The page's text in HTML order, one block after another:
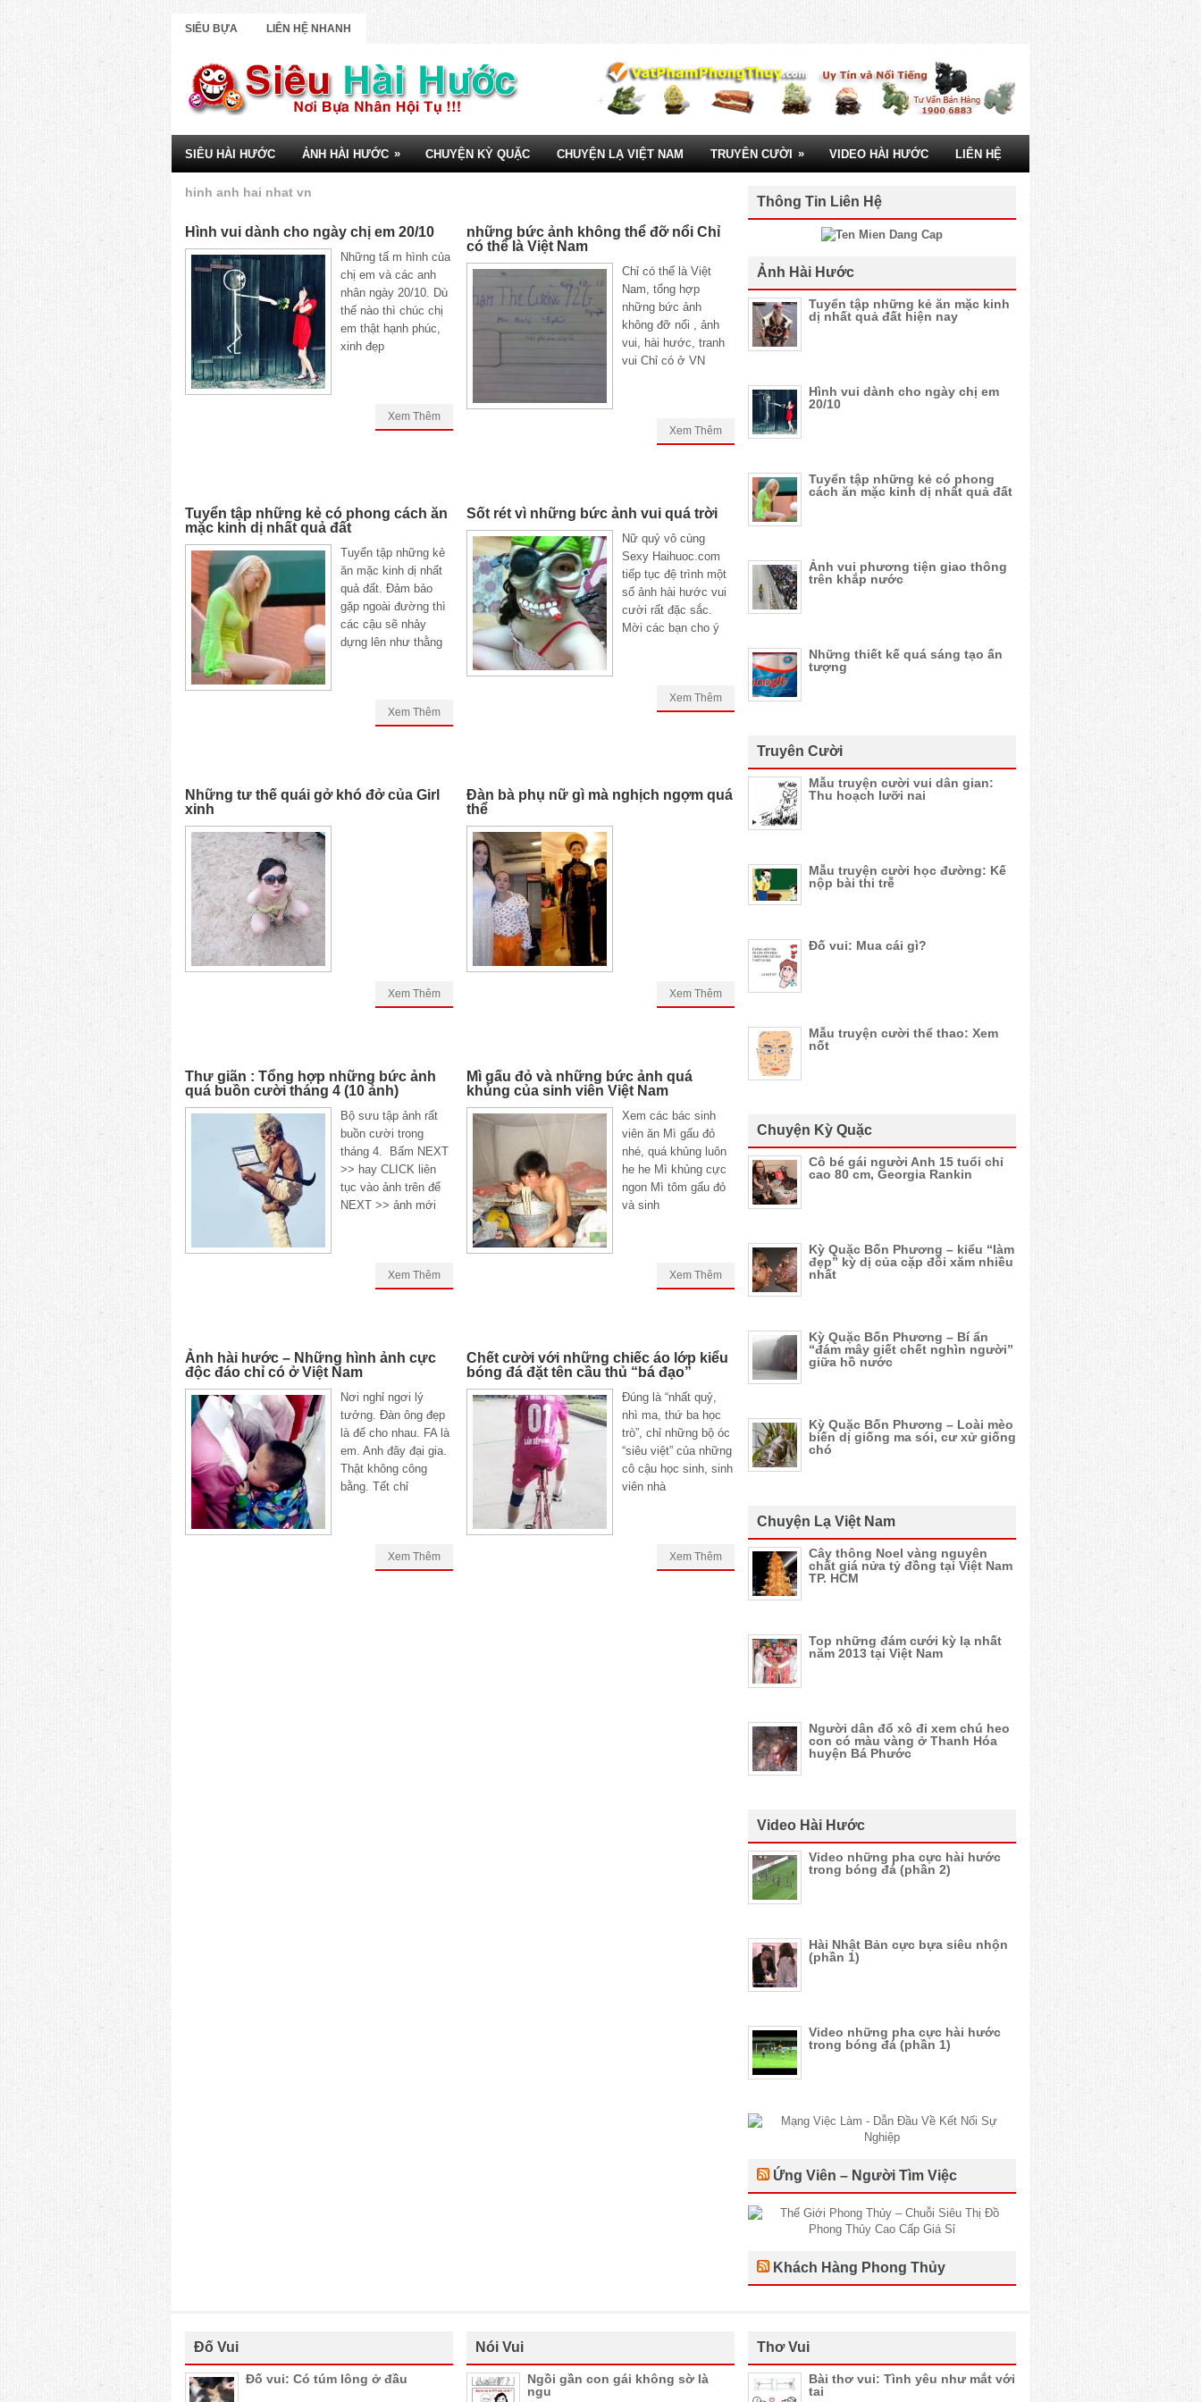
SIÊU BỰA LIÊN HỆ NHANH
SIÊU HÀI HƯỚC ẢNH HÀI HƯỚC » CHUYỆN KỲ QUẶC CHUYỆN LẠ VIỆT NAM TRUYÊN CƯỜI » VIDEO HÀI HƯỚC LIÊN HỆ
hinh anh hai nhat vn
Hình vui dành cho ngày chị em 20/10
Những tấ m hình của
chị em và các anh
nhân ngày 20/10. Dù
thế nào thì chúc chị
em thật hạnh phúc,
xinh đẹp
Xem Thêm
những bức ảnh không thể đỡ nổi Chỉ
có thể là Việt Nam
Chỉ có thể là Việt
Nam, tổng hợp
những bức ảnh
không đỡ nổi , ảnh
vui, hài hước, tranh
vui Chỉ có ở VN
Xem Thêm
Tuyển tập những kẻ có phong cách ăn
mặc kinh dị nhất quả đất
Tuyển tập những kẻ
ăn mặc kinh dị nhất
quả đất. Đảm bảo
gặp ngoài đường thì
các cậu sẽ nhảy
dựng lên như thằng
Xem Thêm
Sốt rét vì những bức ảnh vui quá trời
Nữ quỷ vô cùng
Sexy Haihuoc.com
tiếp tục đệ trình một
số ảnh hài hước vui
cười rất đặc sắc.
Mời các bạn cho ý
Xem Thêm
Những tư thế quái gở khó đở của Girl
xinh
Xem Thêm
Đàn bà phụ nữ gì mà nghịch ngợm quá
thể
Xem Thêm
Thư giãn : Tổng hợp những bức ảnh
quá buồn cười tháng 4 (10 ảnh)
Bộ sưu tập ảnh rất
buồn cười trong
tháng 4. Bấm NEXT
>> hay CLICK liên
tục vào ảnh trên để
NEXT >> ảnh mới
Xem Thêm
Mì gấu đỏ và những bức ảnh quá
khủng của sinh viên Việt Nam
Xem các bác sinh
viên ăn Mì gấu đỏ
nhé, quá khủng luôn
he he Mì khủng cực
ngon Mì tôm gấu đỏ
và sinh
Xem Thêm
Ảnh hài hước – Những hình ảnh cực
độc đáo chỉ có ở Việt Nam
Nơi nghỉ ngơi lý
tưởng. Đàn ông đẹp
là để cho nhau. FA là
em. Anh đây đại gia.
Thật không công
bằng. Tết chỉ
Xem Thêm
Chết cười với những chiếc áo lớp kiểu
bóng đá đặt tên cầu thủ “bá đạo”
Đúng là “nhất quỷ,
nhì ma, thứ ba học
trò”, chỉ những bộ óc
“siêu việt” của những
cô cậu học sinh, sinh
viên nhà
Xem Thêm
Thông Tin Liên Hệ
Ảnh Hài Hước
Tuyển tập những kẻ ăn mặc kinh
dị nhất quả đất hiện nay
Hình vui dành cho ngày chị em
20/10
Tuyển tập những kẻ có phong
cách ăn mặc kinh dị nhất quả đất
Ảnh vui phương tiện giao thông
trên khắp nước
Những thiết kế quá sáng tạo ấn
tượng
Truyên Cười
Mẫu truyện cười vui dân gian:
Thu hoạch lưỡi nai
Mẫu truyện cười học đường: Kế
nộp bài thi trễ
Đố vui: Mua cái gì?
Mẫu truyện cười thể thao: Xem
nốt
Chuyện Kỳ Quặc
Cô bé gái người Anh 15 tuổi chỉ
cao 80 cm, Georgia Rankin
Kỳ Quặc Bốn Phương – kiểu “làm
đẹp” kỳ dị của cặp đôi xăm nhiều
nhất
Kỳ Quặc Bốn Phương – Bí ẩn
“đám mây giết chết nghìn người”
giữa hồ nước
Kỳ Quặc Bốn Phương – Loài mèo
biến dị giống ma sói, cư xử giống
chó
Chuyện Lạ Việt Nam
Cây thông Noel vàng nguyên
chất giá nửa tỷ đồng tại Việt Nam
TP. HCM
Top những đám cưới kỳ lạ nhất
năm 2013 tại Việt Nam
Người dân đổ xô đi xem chú heo
con có màu vàng ở Thanh Hóa
huyện Bá Phước
Video Hài Hước
Video những pha cực hài hước
trong bóng đá (phần 2)
Hài Nhật Bản cực bựa siêu nhộn
(phần 1)
Video những pha cực hài hước
trong bóng đá (phần 1)
Ứng Viên – Người Tìm Việc
Khách Hàng Phong Thủy
Đố Vui
Đố vui: Có túm lông ở đầu
Nói Vui
Ngồi gần con gái không sờ là
ngu
Thơ Vui
Bài thơ vui: Tình yêu như mắt với
tai